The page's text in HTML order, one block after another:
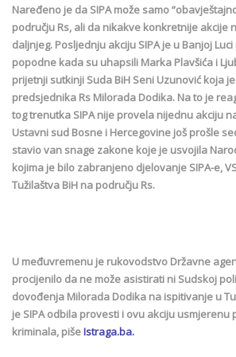
Naređeno je da SIPA može samo
području Rs, ali da nikakve konkretnije akcije
daljnjeg. Posljednju akciju SIPA je u Banjoj
popodne kada su uhapsili Marka Plavšića i
prijetnji sutkinji Suda BiH Seni Uzunović koja
predsjednika Rs Milorada Dodika. Na to je
tog trenutka SIPA nije provela nijednu akciju
Ustavni sud Bosne i Hercegovine još prošle
stavio van snage zakone koje je usvojila
kojima je bilo zabranjeno djelovanje SIPA-e,
Tužilaštva BiH na području Rs.
U međuvremenu je rukovodstvo Državne
procijenilo da ne može asistirati ni Sudskoj
dovođenja Milorada Dodika na ispitivanje u
je SIPA odbila provesti i ovu akciju
kriminala, pišeIstraga.ba.